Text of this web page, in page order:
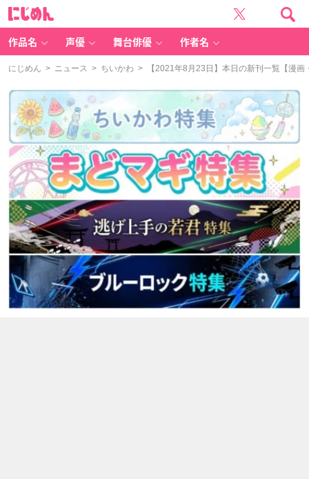
作品名 声優 舞台俳優 作者名
にじめん > ニュース > ちいかわ > 【2021年8月23日】本日の新刊一覧【漫画